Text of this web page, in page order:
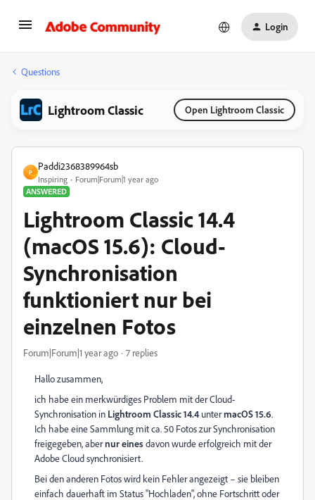
Login
Questions
Lightroom Classic Open Lightroom Classic
P
Paddi2368389964sb
Inspiring
Forum|Forum|1 year ago
ANSWERED
Lightroom Classic 14.4
(macOS 15.6): Cloud-
Synchronisation
funktioniert nur bei
einzelnen Fotos
Forum|Forum|1 year ago 7 replies
Hallo zusammen,
ich habe ein merkwürdiges Problem mit der Cloud-
Synchronisation in Lightroom Classic 14.4 untermacOS 15.6.
Ich habe eine Sammlung mit ca. 50 Fotos zur Synchronisation
freigegeben, abernur einesdavon wurde erfolgreich mit der
Adobe Cloud synchronisiert.
Bei den anderen Fotos wird kein Fehler angezeigt – sie bleiben
einfach dauerhaft im Status "Hochladen", ohne Fortschritt oder